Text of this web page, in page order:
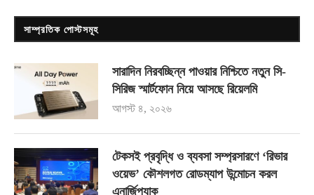
সাম্প্রতিক পোস্টসমূহ
সারাদিন নিরবচ্ছিন্ন পাওয়ার নিশ্চিতে নতুন সি-
সিরিজ স্মার্টফোন নিয়ে আসছে রিয়েলমি
আগস্ট ৪, ২০২৬
টেকসই প্রবৃদ্ধি ও ব্যবসা সম্প্রসারণে ‘রিভার
ওয়েভ’ কৌশলগত রোডম্যাপ উন্মোচন করল
এনার্জিপ্যাক